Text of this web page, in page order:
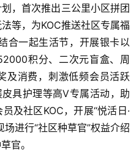
，首次推出三公里小区拼团
等，为KOC推送社区专属福
合一起生活节，开展银卡以
积分、二次元盲盒、周
及消费，刺激低频会员活跃
具护理等高V专属活动，助
及社区KOC，开展“悦活日·
进行“社区种草官”权益介绍
官。